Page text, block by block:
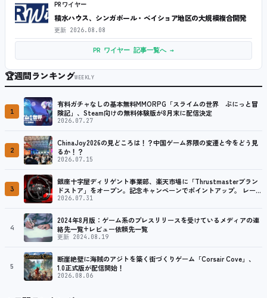
PRワイヤー
積水ハウス、シンガポール・ベイショア地区の大規模複合開発
更新 2026.08.08
PR ワイヤー 記事一覧へ →
🏆週間ランキングWEEKLY
1
有料ガチャなしの基本無料MMORPG「スライムの世界 ぷにっと冒
険記」、Steam向けの無料体験版が8月末に配信決定
2026.07.27
2
ChinaJoy2026の見どころは！？中国ゲーム界隈の変遷と今をどう見
るか！？
2026.07.15
3
銀座十字屋ディリゲント事業部、楽天市場に「Thrustmasterブラン
ドストア」をオープン。記念キャンペーンでポイントアップ。 レーシ
ング／フライトシム向けコントローラーを中心に、幅広くラインナッ
2026.07.31
4
2024年8月版：ゲーム系のプレスリリースを受けているメディアの連
絡先一覧+レビュー依頼先一覧
更新 2024.08.19
5
断崖絶壁に海賊のアジトを築く街づくりゲーム「Corsair Cove」、
1.0正式版が配信開始！
2026.08.06